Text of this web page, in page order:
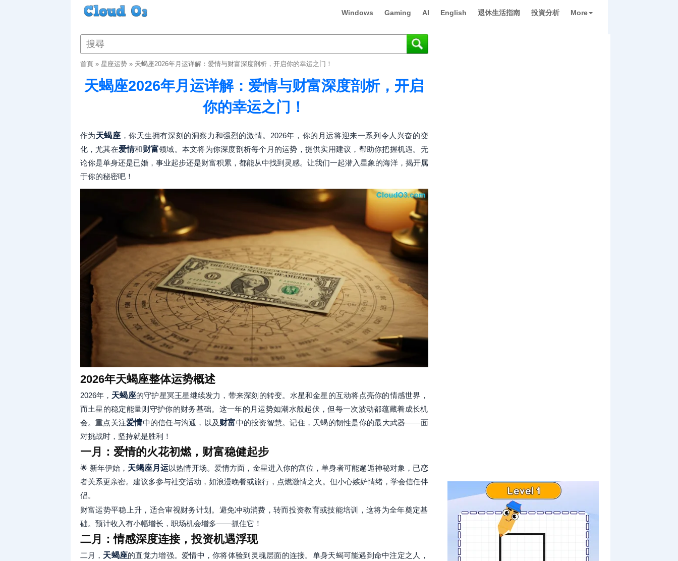
Windows Gaming AI English 退休生活指南 投資分析 More
首頁» 星座运势» 天蝎座2026年月运详解：爱情与财富深度剖析，开启你的幸运之门！
天蝎座2026年月运详解：爱情与财富深度剖析，开启
你的幸运之门！
作为天蝎座 ，你天生拥有深刻的洞察力和强烈的激情。2026年，你的月运将迎来一系列令人兴奋的变
化，尤其在爱情和财富领域。本文将为你深度剖析每个月的运势，提供实用建议，帮助你把握机遇。无
论你是单身还是已婚，事业起步还是财富积累，都能从中找到灵感。让我们一起潜入星象的海洋，揭开属
于你的秘密吧！
2026年天蝎座整体运势概述
2026年， 天蝎座的守护星冥王星继续发力，带来深刻的转变。水星和金星的互动将点亮你的情感世界，
而土星的稳定能量则守护你的财务基础。这一年的月运势如潮水般起伏，但每一次波动都蕴藏着成长机
会。重点关注爱情中的信任与沟通，以及 财富中的投资智慧。记住，天蝎的韧性是你的最大武器——面
对挑战时，坚持就是胜利！
一月：爱情的火花初燃，财富稳健起步
🌟 新年伊始， 天蝎座月运以热情开场。爱情方面，金星进入你的宫位，单身者可能邂逅神秘对象，已恋
者关系更亲密。建议多参与社交活动，如浪漫晚餐或旅行，点燃激情之火。但小心嫉妒情绪，学会信任伴
侣。
财富运势平稳上升，适合审视财务计划。避免冲动消费，转而投资教育或技能培训，这将为全年奠定基
础。预计收入有小幅增长，职场机会增多——抓住它！
二月：情感深度连接，投资机遇浮现
二月， 天蝎座的直觉力增强。爱情中，你将体验到灵魂层面的连接。单身天蝎可能遇到命中注定之人，